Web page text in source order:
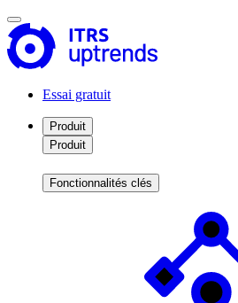
Essai gratuit
Produit
Produit
Fonctionnalités clés